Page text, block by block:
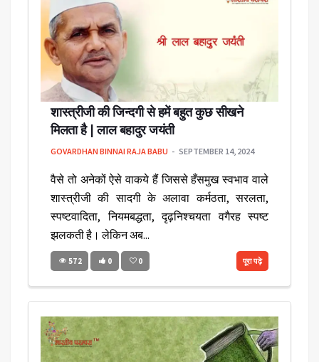
शास्त्रीजी की जिन्दगी से हमें बहुत कुछ सीखने
मिलता है | लाल बहादुर जयंती
GOVARDHAN BINNAI RAJA BABU SEPTEMBER 14, 2024
वैसे तो अनेकों ऐसे वाकये हैं जिससे हँसमुख स्वभाव वाले
शास्त्रीजी की सादगी के अलावा कर्मठता, सरलता,
स्पष्टवादिता, नियमबद्धता, दृढ़निश्चयता वगैरह स्पष्ट
झलकती है। लेकिन अब...
572 0 0 पूरा पढ़े